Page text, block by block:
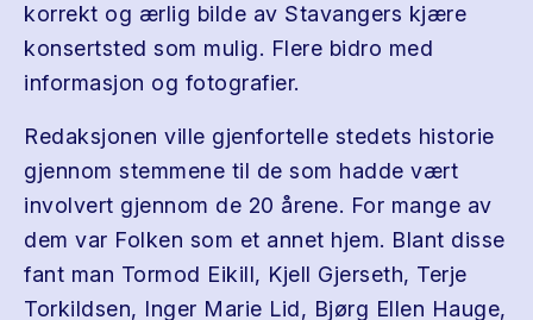
korrekt og ærlig bilde av Stavangers kjære
konsertsted som mulig. Flere bidro med
informasjon og fotografier.
Redaksjonen ville gjenfortelle stedets historie
gjennom stemmene til de som hadde vært
involvert gjennom de 20 årene. For mange av
dem var Folken som et annet hjem. Blant disse
fant man Tormod Eikill, Kjell Gjerseth, Terje
Torkildsen, Inger Marie Lid, Bjørg Ellen Hauge,